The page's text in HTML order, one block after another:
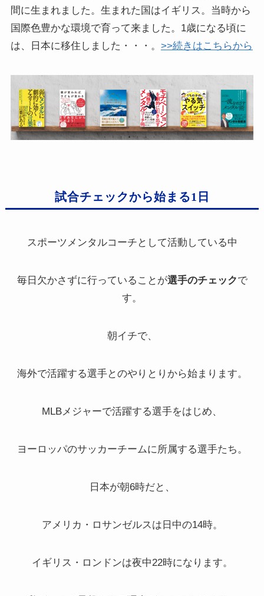
間に生まれました。生まれた国はイギリス。当時から
国際色豊かな環境で育って来ました。1歳になる頃に
は、日本に移住しました・・・。 >>続きはこちらから
試合チェックから始まる1日
スポーツメンタルコーチとして活動している中
毎日欠かさずに行っていることが選手のチェックで
す。
朝イチで、
海外で活躍する選手とのやりとりから始まります。
MLBメジャーで活躍する選手をはじめ、
ヨーロッパのサッカーチームに所属する選手たち。
日本が朝6時だと、
アメリカ・ロサンゼルスは日中の14時。
イギリス・ロンドンは夜中22時になります。